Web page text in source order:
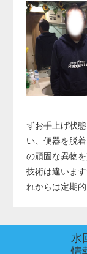
ずお手上げ状
い、便器を脱
の頑固な異物
技術は違いま
れからは定期
水
情